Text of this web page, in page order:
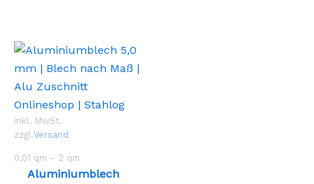
inkl. MwSt.
zzgl.Versand
0,01 qm – 2 qm
Aluminiumblech